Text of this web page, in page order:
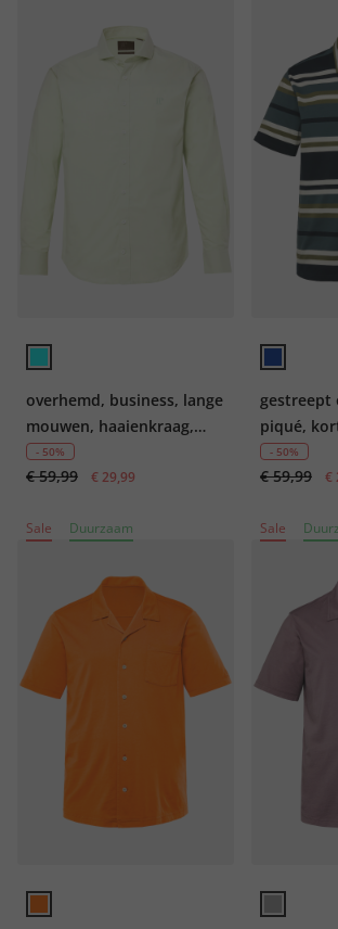
overhemd, business, lange
mouwen, haaienkraag,
Modern-Fit, tot 8XL
- 50%
€ 59,99 € 29,99
gestreept
piqué,
Boxy Fit,
- 50%
€ 59,99 €
Sale Duurzaam Sale